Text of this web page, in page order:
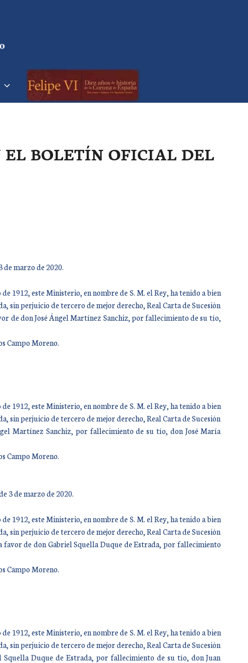
BOLETÍN OFICIAL DEL
de marzo de 2020.
1912, este Ministerio, en nombre de S. M. el Rey, ha tenido a bien
sin perjuicio de tercero de mejor derecho, Real Carta de Sucesión
de don José Ángel Martínez Sanchiz, por fallecimiento de su tío,
Campo Moreno.
1912, este Ministerio, en nombre de S. M. el Rey, ha tenido a bien
sin perjuicio de tercero de mejor derecho, Real Carta de Sucesión
Martínez Sanchiz, por fallecimiento de su tío, don José María
Campo Moreno.
3 de marzo de 2020.
1912, este Ministerio, en nombre de S. M. el Rey, ha tenido a bien
sin perjuicio de tercero de mejor derecho, Real Carta de Sucesión
favor de don Gabriel Squella Duque de Estrada, por fallecimiento
Campo Moreno.
1912, este Ministerio, en nombre de S. M. el Rey, ha tenido a bien
sin perjuicio de tercero de mejor derecho, Real Carta de Sucesión
Duque de Estrada, por fallecimiento de su tío, don Juan